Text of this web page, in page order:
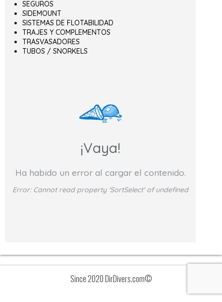
SEGUROS
SIDEMOUNT
SISTEMAS DE FLOTABILIDAD
TRAJES Y COMPLEMENTOS
TRASVASADORES
TUBOS / SNORKELS
¡Vaya!
Ha habido un error al cargar el contenido.
Error: Cannot read property 'SortSelect' of undefined
Since 2020 DirDivers.com©